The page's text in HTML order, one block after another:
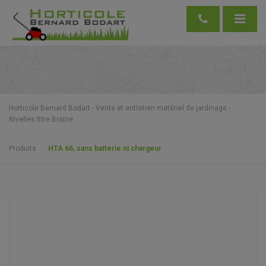
Horticole Bernard Bodart - Vente et entretien matériel de jardinage -
Nivelles Ittre Braine
Produits HTA 66, sans batterie ni chargeur